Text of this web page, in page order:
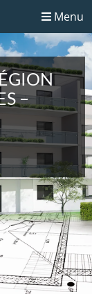
Menu
–